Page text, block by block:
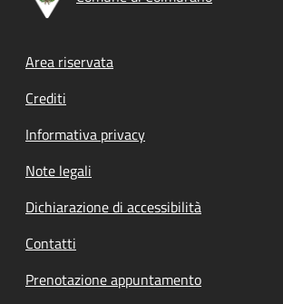
Footer menu
Area riservata
Crediti
Informativa privacy
Note legali
Dichiarazione di accessibilità
Contatti
Prenotazione appuntamento